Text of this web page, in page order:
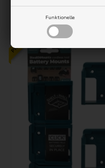
Funktionelle
PRISGARANTI